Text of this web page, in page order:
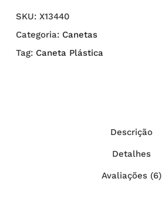
SKU: X13440
Categoria: Canetas
Tag: Caneta Plástica
Descrição
Detalhes
Avaliações (6)